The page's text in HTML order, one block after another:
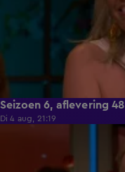
Seizoen 6, aflevering 48
Di 4 aug, 21:19